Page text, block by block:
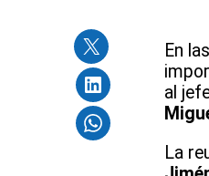
En
al
La